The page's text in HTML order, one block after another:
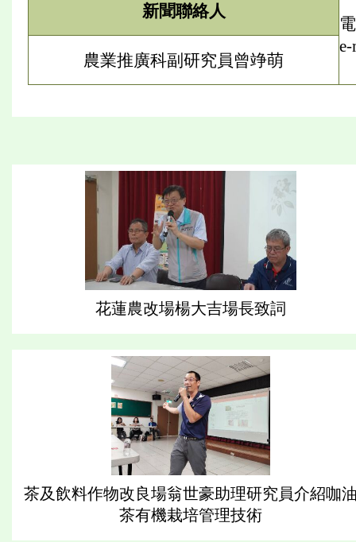
新聞聯絡人
農業推廣科副研究員曾竫萌
花蓮農改場楊大吉場長致詞
茶及飲料作物改良場翁世豪助理研究員介紹咖
茶有機栽培管理技術